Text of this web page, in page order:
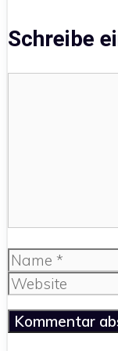
Schreibe
Name